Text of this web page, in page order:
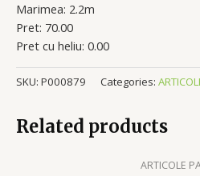
Marimea: 2.2m
Pret: 70.00
Pret cu heliu: 0.00
SKU: P000879 Categories:
Related products
ARTICOLE